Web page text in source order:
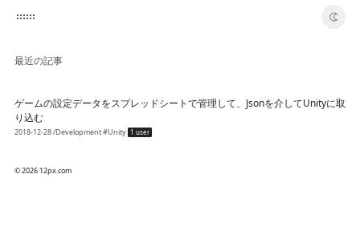
最近の記事
ゲームの設定データをスプレッドシートで管理して、Jsonを介してUnityに取
り込む
2018-12-28/Development#Unity 1 user
© 2026 12px.com